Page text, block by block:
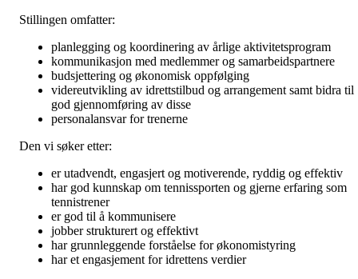
Stillingen omfatter:
planlegging og koordinering av årlige aktivitetsprogram
kommunikasjon med medlemmer og samarbeidspartnere
budsjettering og økonomisk oppfølging
videreutvikling av idrettstilbud og arrangement samt bidra til
god gjennomføring av disse
personalansvar for trenerne
Den vi søker etter:
er utadvendt, engasjert og motiverende, ryddig og effektiv
har god kunnskap om tennissporten og gjerne erfaring som
tennistrener
er god til å kommunisere
jobber strukturert og effektivt
har grunnleggende forståelse for økonomistyring
har et engasjement for idrettens verdier